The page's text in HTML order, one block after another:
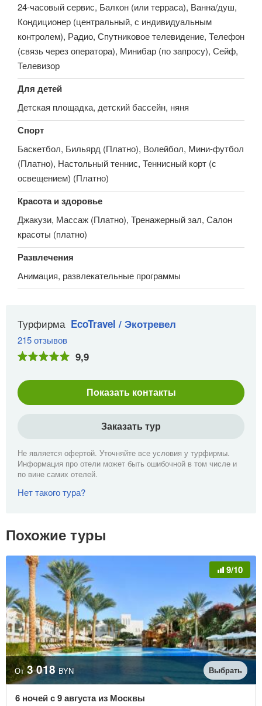
24-часовый сервис, Балкон (или терраса), Ванна/душ,
Кондиционер (центральный, с индивидуальным
контролем), Радио, Спутниковое телевидение, Телефон
(связь через оператора), Минибар (по запросу), Сейф,
Телевизор
Для детей
Детская площадка, детский бассейн, няня
Спорт
Баскетбол, Бильярд (Платно), Волейбол, Мини-футбол
(Платно), Настольный теннис, Теннисный корт (с
освещением) (Платно)
Красота и здоровье
Джакузи, Массаж (Платно), Тренажерный зал, Салон
красоты (платно)
Развлечения
Анимация, развлекательные программы
Турфирма EcoTravel / Экотревел
215 отзывов
9,9
Показать контакты
Заказать тур
Не является офертой. Уточняйте все условия у турфирмы.
Информация про отели может быть ошибочной в том числе и
по вине самих отелей.
Нет такого тура?
Похожие туры
9/10
От 3 018 BYN Выбрать
6 ночей с 9 августа из Москвы